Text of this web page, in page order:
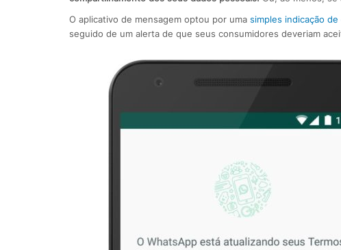
O aplicativo de mensagem optou por uma simples indicação
seguido de um alerta de que seus consumidores deveriam